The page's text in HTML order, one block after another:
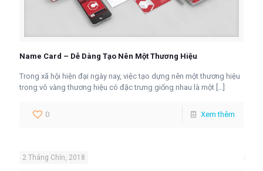
Name Card – Dễ Dàng Tạo Nên Một Thương Hiệu
Trong xã hội hiện đại ngày nay, việc tạo dựng nên một thương hiệu
trong vô vàng thương hiệu có đặc trưng giống nhau là một
0 Xem thêm
2 Tháng Chín, 2018